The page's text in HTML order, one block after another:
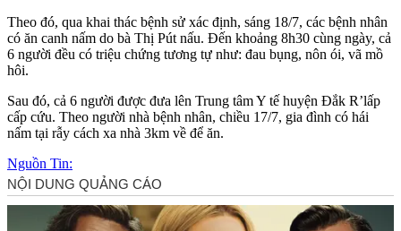
Theo đó, qua khai thác bệnh sử xác định, sáng 18/7, các bệnh nhân
có ăn canh nấm do bà Thị Pút nấu. Đến khoảng 8h30 cùng ngày, cả
6 người đều có triệu chứng tương tự như: đau bụng, nôn ói, vã mồ
hôi.
Sau đó, cả 6 người được đưa lên Trung tâm Y tế huyện Đắk R’lấp
cấp cứu. Theo người nhà bệnh nhân, chiều 17/7, gia đình có hái
nấm tại rẫy cách xa nhà 3km về để ăn.
Nguồn Tin: